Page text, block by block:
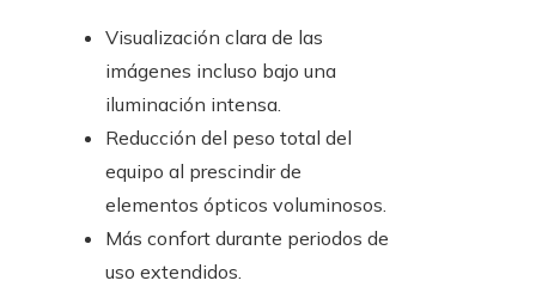
Visualización clara de las
imágenes incluso bajo una
iluminación intensa.
Reducción del peso total del
equipo al prescindir de
elementos ópticos voluminosos.
Más confort durante periodos de
uso extendidos.